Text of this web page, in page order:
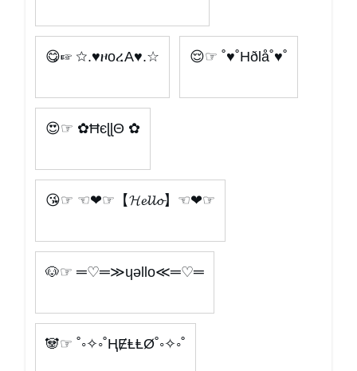
😋☞ ☆.♥ዞoረA♥.☆ 😌☞ ˚♥˚Hðlå˚♥˚
😍☞ ✿ĦєɭɭΘ ✿
😘☞ ☜❤☞【𝓗𝓮𝓵𝓵𝓸】☜❤☞
🐶☞ ═♡═≫ɥǝllo≪═♡═
🐼☞ ˚◦✧◦˚ⱧɆⱠⱠØ˚◦✧◦˚